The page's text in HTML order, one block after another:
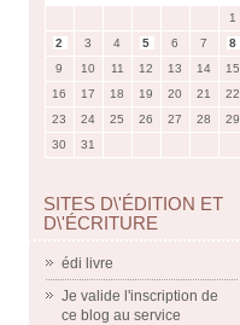
1
2
3 4 5 6 7
8
9
10 11 12 13 14
15
16
17 18 19 20 21
22
23
24 25 26 27 28
29
30
31
SITES D\'ÉDITION ET
D\'ÉCRITURE
édi livre
Je valide l'inscription de
ce blog au service